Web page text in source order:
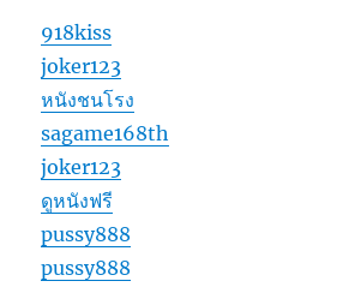
918kiss
joker123
หนังชนโรง
sagame168th
joker123
ดูหนังฟรี
pussy888
pussy888